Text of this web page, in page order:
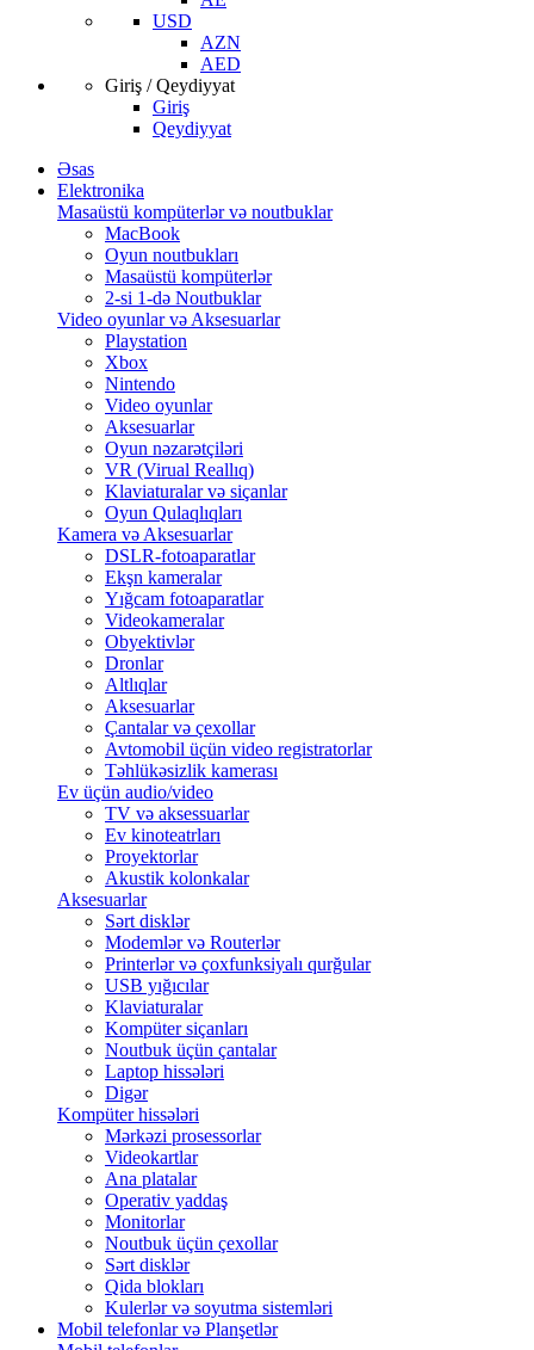
USD
AZN
AED
Giriş / Qeydiyyat
Giriş
Qeydiyyat
Əsas
Elektronika
Masaüstü kompüterlər və noutbuklar
MacBook
Oyun noutbukları
Masaüstü kompüterlər
2-si 1-də Noutbuklar
Video oyunlar və Aksesuarlar
Playstation
Xbox
Nintendo
Video oyunlar
Aksesuarlar
Oyun nəzarətçiləri
VR (Virual Reallıq)
Klaviaturalar və siçanlar
Oyun Qulaqlıqları
Kamera və Aksesuarlar
DSLR-fotoaparatlar
Ekşn kameralar
Yığcam fotoaparatlar
Videokameralar
Obyektivlər
Dronlar
Altlıqlar
Aksesuarlar
Çantalar və çexollar
Avtomobil üçün video registratorlar
Təhlükəsizlik kamerası
Ev üçün audio/video
TV və aksessuarlar
Ev kinoteatrları
Proyektorlar
Akustik kolonkalar
Aksesuarlar
Sərt disklər
Modemlər və Routerlər
Printerlər və çoxfunksiyalı qurğular
USB yığıcılar
Klaviaturalar
Kompüter siçanları
Noutbuk üçün çantalar
Laptop hissələri
Digər
Kompüter hissələri
Mərkəzi prosessorlar
Videokartlar
Ana platalar
Operativ yaddaş
Monitorlar
Noutbuk üçün çexollar
Sərt disklər
Qida blokları
Kulerlər və soyutma sistemləri
Mobil telefonlar və Planşetlər